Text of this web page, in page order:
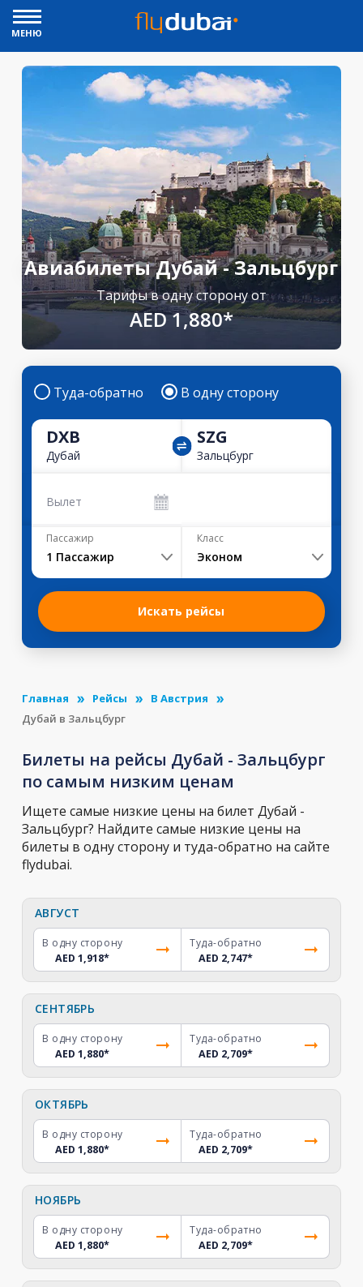
МЕНЮ
Авиабилеты Дубай - Зальцбург
Тарифы в одну сторону от
AED 1,880*
Туда-обратно В одну сторону
DXB
Дубай
SZG
Зальцбург
Вылет
Пассажир
1 Пассажир
Класс
Эконом
Искать рейсы
Главная Рейсы
В Австрия
Дубай в Зальцбург
Билеты на рейсы Дубай - Зальцбург
по самым низким ценам
Ищете самые низкие цены на билет Дубай -
Зальцбург? Найдите самые низкие цены на
билеты в одну сторону и туда-обратно на сайте
flydubai.
АВГУСТ
В одну сторону
AED 1,918*
Туда-обратно
AED 2,747*
СЕНТЯБРЬ
В одну сторону
AED 1,880*
Туда-обратно
AED 2,709*
ОКТЯБРЬ
В одну сторону
AED 1,880*
Туда-обратно
AED 2,709*
НОЯБРЬ
В одну сторону
AED 1,880*
Туда-обратно
AED 2,709*